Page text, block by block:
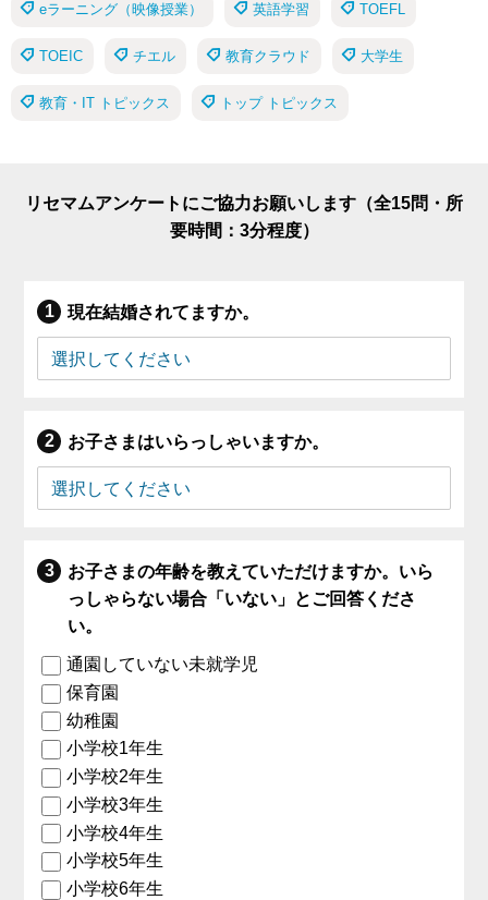
eラーニング（映像授業） 英語学習 TOEFL
TOEIC チエル 教育クラウド 大学生
教育・IT トピックス トップ トピックス
リセマムアンケートにご協力お願いします（全15問・所
要時間：3分程度）
現在結婚されてますか。
お子さまはいらっしゃいますか。
お子さまの年齢を教えていただけますか。いら
っしゃらない場合「いない」とご回答くださ
い。
通園していない未就学児
保育園
幼稚園
小学校1年生
小学校2年生
小学校3年生
小学校4年生
小学校5年生
小学校6年生